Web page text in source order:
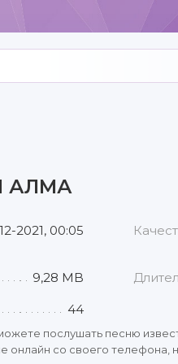
АЛМА
2021, 00:05
9,28 MB
44
послушать песню
онлайн со своего телефона,